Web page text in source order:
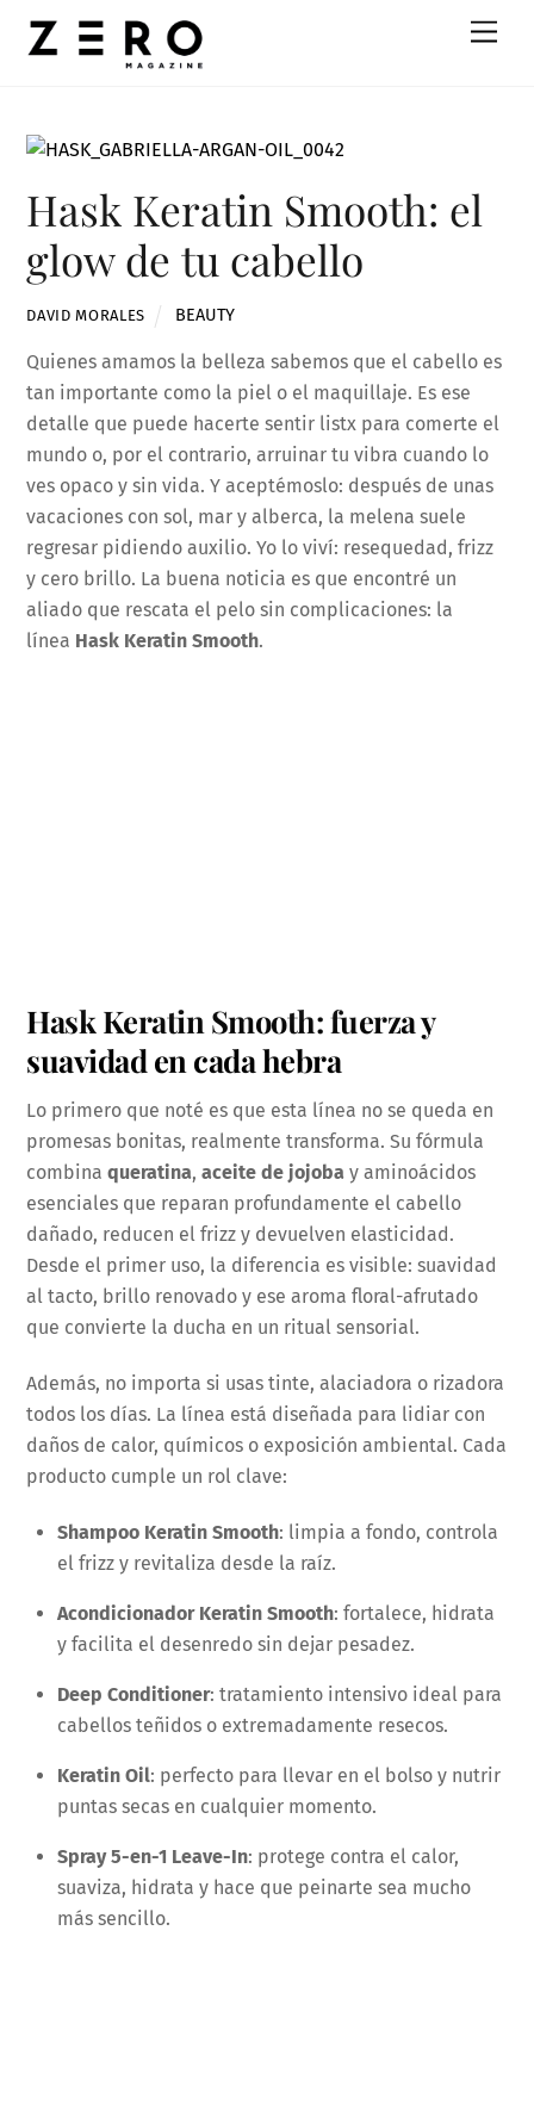
Hask Keratin Smooth: el
glow de tu cabello
DAVID MORALES BEAUTY
Quienes amamos la belleza sabemos que el cabello es
tan importante como la piel o el maquillaje. Es ese
detalle que puede hacerte sentir listx para comerte el
mundo o, por el contrario, arruinar tu vibra cuando lo
ves opaco y sin vida. Y aceptémoslo: después de unas
vacaciones con sol, mar y alberca, la melena suele
regresar pidiendo auxilio. Yo lo viví: resequedad, frizz
y cero brillo. La buena noticia es que encontré un
aliado que rescata el pelo sin complicaciones: la
línea Hask Keratin Smooth.
Hask Keratin Smooth: fuerza y
suavidad en cada hebra
Lo primero que noté es que esta línea no se queda en
promesas bonitas, realmente transforma. Su fórmula
combinaqueratina,aceite de jojoba y aminoácidos
esenciales que reparan profundamente el cabello
dañado, reducen el frizz y devuelven elasticidad.
Desde el primer uso, la diferencia es visible: suavidad
al tacto, brillo renovado y ese aroma floral-afrutado
que convierte la ducha en un ritual sensorial.
Además, no importa si usas tinte, alaciadora o rizadora
todos los días. La línea está diseñada para lidiar con
daños de calor, químicos o exposición ambiental. Cada
producto cumple un rol clave:
Shampoo Keratin Smooth: limpia a fondo, controla
el frizz y revitaliza desde la raíz.
Acondicionador Keratin Smooth: fortalece, hidrata
y facilita el desenredo sin dejar pesadez.
Deep Conditioner: tratamiento intensivo ideal para
cabellos teñidos o extremadamente resecos.
Keratin Oil: perfecto para llevar en el bolso y nutrir
puntas secas en cualquier momento.
Spray 5-en-1 Leave-In: protege contra el calor,
suaviza, hidrata y hace que peinarte sea mucho
más sencillo.